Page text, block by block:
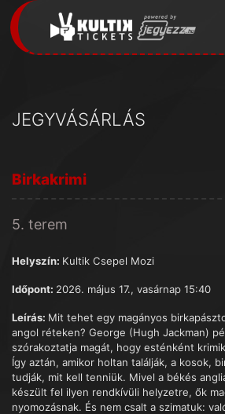
JEGYVÁSÁRLÁS
Birkakrimi
5. terem
Helyszín: Kultik Csepel Mozi
Időpont: 2026. május 17., vasárnap 15:40
Leírás: Mit tehet egy magányos
angol réteken? George (Hugh Jackman)
szórakoztatja magát, hogy esténként
Így aztán, amikor holtan találják, a kosok,
tudják, mit kell tenniük. Mivel a békés
készült fel ilyen rendkívüli helyzetre, ők
nyomozásnak. És nem csalt a szimatuk: